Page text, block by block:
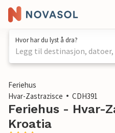
Hvor har du lyst å dra?
Legg til destinasjon,
1 / 36
Feriehus
Hvar-Zastrazisce
CDH391
Feriehus - Hvar-
Kroatia